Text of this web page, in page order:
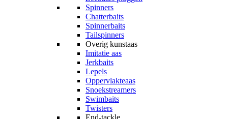
Spinners
Chatterbaits
Spinnerbaits
Tailspinners
Overig kunstaas
Imitatie aas
Jerkbaits
Lepels
Oppervlakteaas
Snoekstreamers
Swimbaits
Twisters
End-tackle